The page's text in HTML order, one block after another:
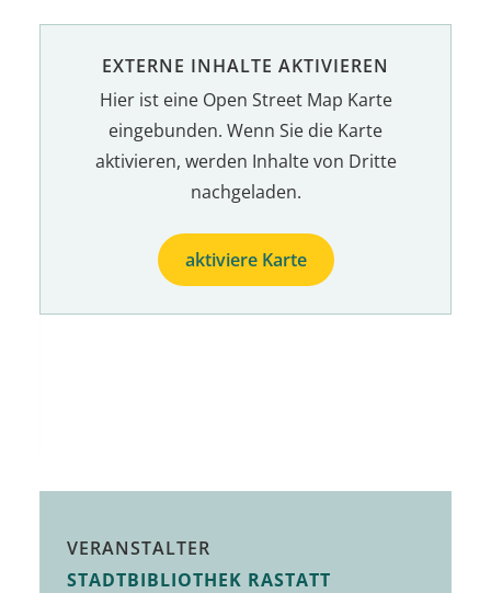
EXTERNE INHALTE AKTIVIEREN
Hier ist eine Open Street Map Karte
eingebunden. Wenn Sie die Karte
aktivieren, werden Inhalte von Dritte
nachgeladen.
aktiviere Karte
VERANSTALTER
STADTBIBLIOTHEK RASTATT